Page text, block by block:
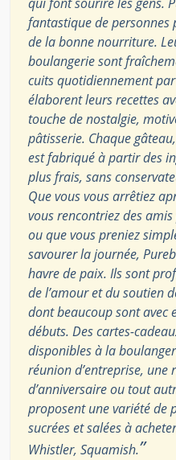
fantastique de personnes
de la bonne nourriture.
boulangerie sont
cuits quotidiennement
élaborent leurs recettes
touche de nostalgie,
pâtisserie. Chaque
est fabriqué à partir des
plus frais, sans
Que vous vous arrêtiez
vous rencontriez des
ou que vous preniez
savourer la journée,
havre de paix. Ils sont
de l’amour et du soutien
dont beaucoup sont avec
débuts. Des cartes-
disponibles à la
réunion d’entreprise,
d’anniversaire ou tout
proposent une variété de
sucrées et salées à
Whistler, Squamish.”